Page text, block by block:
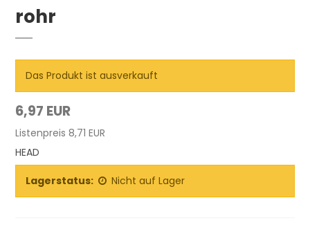
rohr
Das Produkt ist ausverkauft
6,97 EUR
Listenpreis 8,71 EUR
HEAD
Lagerstatus: Nicht auf Lager